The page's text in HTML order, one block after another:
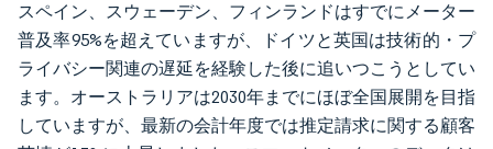
スペイン、スウェーデン、フィンランドはすでにメーター
普及率95%を超えていますが、ドイツと英国は技術的・プ
ライバシー関連の遅延を経験した後に追いつこうとしてい
ます。オーストラリアは2030年までにほぼ全国展開を目指
していますが、最新の会計年度では推定請求に関する顧客